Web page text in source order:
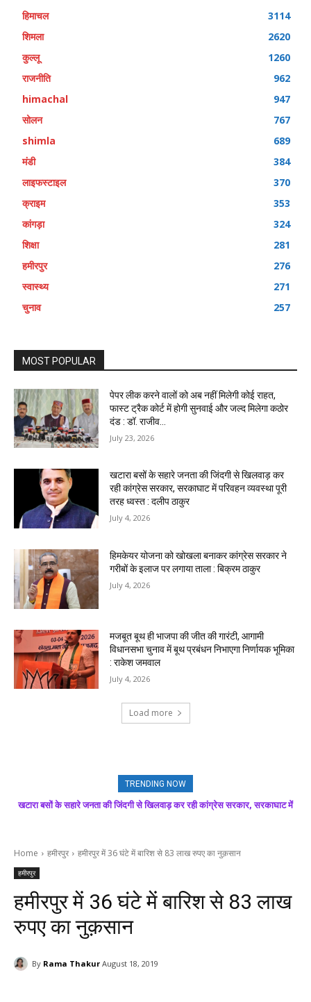
हिमाचल
3114
शिमला
2620
कुल्लू
1260
राजनीति
962
himachal
947
सोलन
767
shimla
689
मंडी
384
लाइफस्टाइल
370
क्राइम
353
कांगड़ा
324
शिक्षा
281
हमीरपुर
276
स्वास्थ्य
271
चुनाव
257
MOST POPULAR
पेपर लीक करने वालों को अब नहीं मिलेगी कोई राहत,
फास्ट ट्रैक कोर्ट में होगी सुनवाई और जल्द मिलेगा कठोर
दंड : डॉ. राजीव...
July 23, 2026
खटारा बसों के सहारे जनता की जिंदगी से खिलवाड़ कर
रही कांग्रेस सरकार, सरकाघाट में परिवहन व्यवस्था पूरी
तरह ध्वस्त : दलीप ठाकुर
July 4, 2026
हिमकेयर योजना को खोखला बनाकर कांग्रेस सरकार ने
गरीबों के इलाज पर लगाया ताला : बिक्रम ठाकुर
July 4, 2026
मजबूत बूथ ही भाजपा की जीत की गारंटी, आगामी
विधानसभा चुनाव में बूथ प्रबंधन निभाएगा निर्णायक भूमिका
: राकेश जमवाल
July 4, 2026
Load more